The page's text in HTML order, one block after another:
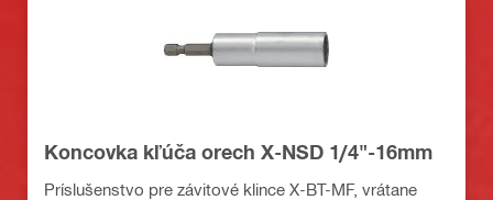
Koncovka kľúča orech X-NSD 1/4"-16mm
Príslušenstvo pre závitové klince X-BT-MF, vrátane